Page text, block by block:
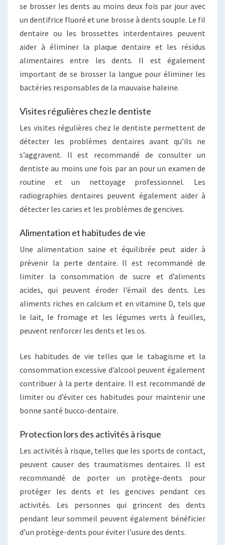
se brosser les dents au moins deux fois par jour avec
un dentifrice fluoré et une brosse à dents souple. Le fil
dentaire ou les brossettes interdentaires peuvent
aider à éliminer la plaque dentaire et les résidus
alimentaires entre les dents. Il est également
important de se brosser la langue pour éliminer les
bactéries responsables de la mauvaise haleine.
Visites régulières chez le dentiste
Les visites régulières chez le dentiste permettent de
détecter les problèmes dentaires avant qu’ils ne
s’aggravent. Il est recommandé de consulter un
dentiste au moins une fois par an pour un examen de
routine et un nettoyage professionnel. Les
radiographies dentaires peuvent également aider à
détecter les caries et les problèmes de gencives.
Alimentation et habitudes de vie
Une alimentation saine et équilibrée peut aider à
prévenir la perte dentaire. Il est recommandé de
limiter la consommation de sucre et d’aliments
acides, qui peuvent éroder l’émail des dents. Les
aliments riches en calcium et en vitamine D, tels que
le lait, le fromage et les légumes verts à feuilles,
peuvent renforcer les dents et les os.
Les habitudes de vie telles que le tabagisme et la
consommation excessive d’alcool peuvent également
contribuer à la perte dentaire. Il est recommandé de
limiter ou d’éviter ces habitudes pour maintenir une
bonne santé bucco-dentaire.
Protection lors des activités à risque
Les activités à risque, telles que les sports de contact,
peuvent causer des traumatismes dentaires. Il est
recommandé de porter un protège-dents pour
protéger les dents et les gencives pendant ces
activités. Les personnes qui grincent des dents
pendant leur sommeil peuvent également bénéficier
d’un protège-dents pour éviter l’usure des dents.